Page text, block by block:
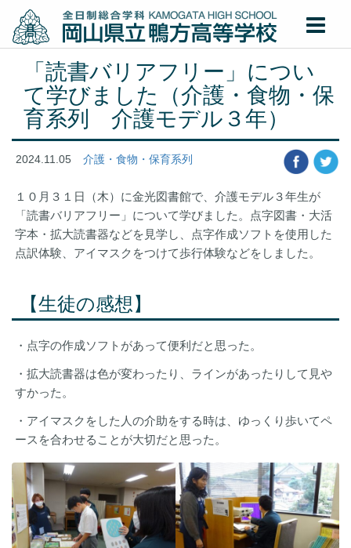
「読書バリアフリー」につい
て学びました（介護・食物・保
育系列 介護モデル３年）
2024.11.05 介護・食物・保育系列
１０月３１日（木）に金光図書館で、介護モデル３年生が
「読書バリアフリー」について学びました。点字図書・大活
字本・拡大読書器などを見学し、点字作成ソフトを使用した
点訳体験、アイマスクをつけて歩行体験などをしました。
【生徒の感想】
・点字の作成ソフトがあって便利だと思った。
・拡大読書器は色が変わったり、ラインがあったりして見や
すかった。
・アイマスクをした人の介助をする時は、ゆっくり歩いてペ
ースを合わせることが大切だと思った。